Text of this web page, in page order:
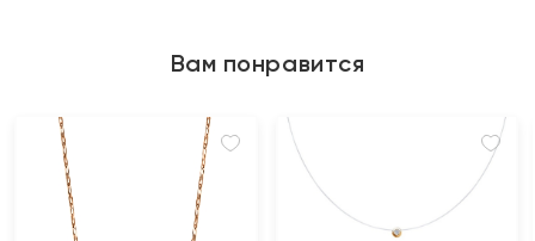
Вам понравится